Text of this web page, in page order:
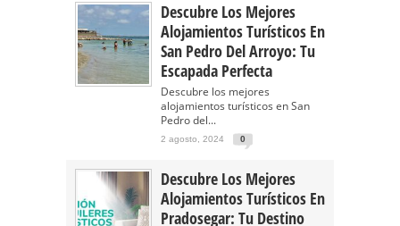
Descubre Los Mejores
Alojamientos Turísticos En
San Pedro Del Arroyo: Tu
Escapada Perfecta
Descubre los mejores
alojamientos turísticos en San
Pedro del...
2 agosto, 2024 0
Descubre Los Mejores
Alojamientos Turísticos En
Pradosegar: Tu Destino